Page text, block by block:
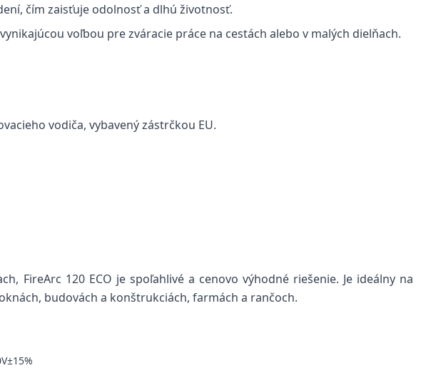
čím zaisťuje odolnosť a dlhú životnosť.
voľbou pre zváracie práce na cestách alebo v malých dielňach.
vodiča, vybavený zástrčkou EU.
FireArc 120 ECO je spoľahlivé a cenovo výhodné riešenie. Je ideálny na
budovách a konštrukciách, farmách a rančoch.